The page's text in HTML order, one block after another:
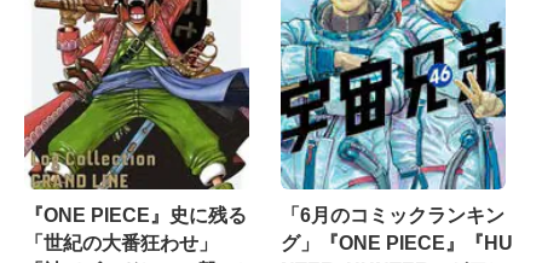
『ONE PIECE』史に残る
「世紀の大番狂わせ」
「6月のコミックランキン
グ」『ONE PIECE』『HU